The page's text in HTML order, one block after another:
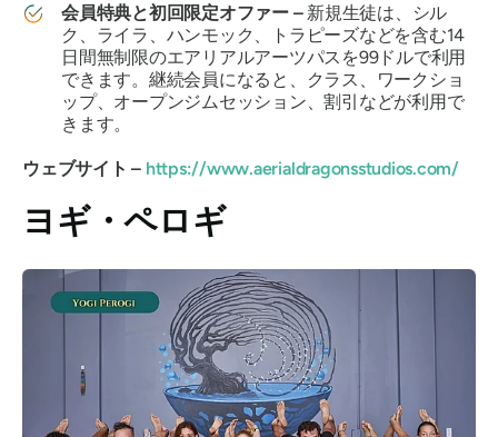
会員特典と初回限定オファー – 新規生徒は、シル
ク、ライラ、ハンモック、トラピーズなどを含む14
日間無制限のエアリアルアーツパスを99ドルで利用
できます。継続会員になると、クラス、ワークショ
ップ、オープンジムセッション、割引などが利用で
きます。
ウェブサイト – https://www.aerialdragonsstudios.com/
ヨギ・ペロギ